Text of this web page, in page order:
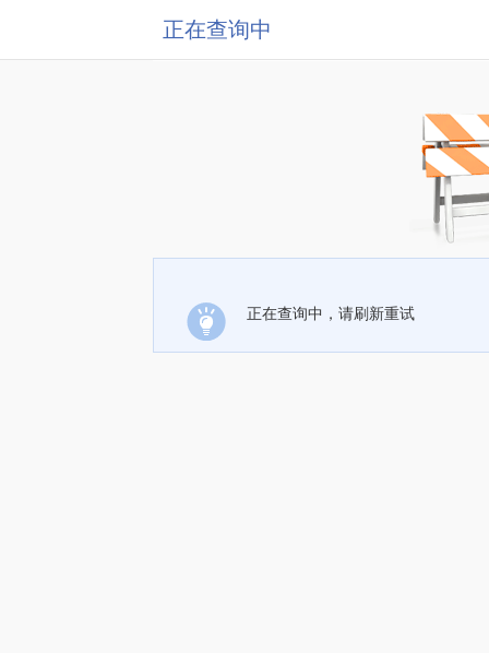
正在查询中
正在查询中，请刷新重试